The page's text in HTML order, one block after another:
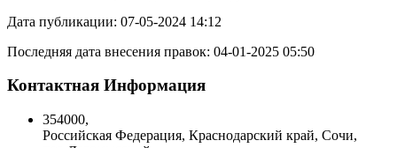
Дата публикации: 07-05-2024 14:12
Последняя дата внесения правок: 04-01-2025 05:50
Контактная Информация
354000,
Российская Федерация, Краснодарский край, Сочи,